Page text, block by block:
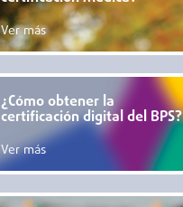
Ver más
¿Cómo obtener la
certificación digital del BPS?
Ver más